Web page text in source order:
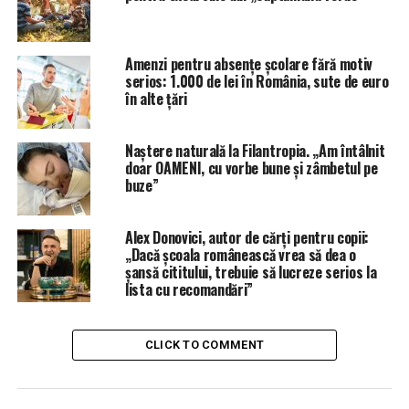
potrivit primului studiu de infertilitate realizat de
Asociatia pentru Reproducere Umana din Romania. Daca
sunteti unul dintre aceste cupluri nu inseamna neaparat
ca nu puteti avea copii. Solutii exista! Unele cupluri care
se lupta cu aceasta conditie in cele din urma reusesc sa
aiba un copil, chiar daca au nevoie de anumite
interventii medicale.
Factori de risc pentru fertilitatea la femei:
Endometrioza
Fibroamele uterine
Sindromul ovarului polichistic
Boala inflamatorie pelvina
Infectie cu transmitere sexuala, cum ar fi chlamidia sau
Blocarea trompelor uterine (din cauza unei infectii,
Interventie chirurgicala in zona pelviana/abdominala
Amenzi pentru absențe școlare fără motiv
serios: 1.000 de lei în România, sute de euro
în alte țări
Naștere naturală la Filantropia. „Am întâlnit
doar OAMENI, cu vorbe bune și zâmbetul pe
buze”
Alex Donovici, autor de cărți pentru copii:
„Dacă școala românească vrea să dea o
șansă cititului, trebuie să lucreze serios la
lista cu recomandări”
CLICK TO COMMENT